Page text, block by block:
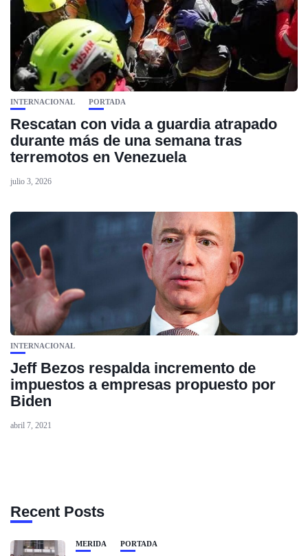
INTERNACIONAL PORTADA
Rescatan con vida a guardia atrapado
durante más de una semana tras
terremotos en Venezuela
julio 3, 2026
INTERNACIONAL
Jeff Bezos respalda incremento de
impuestos a empresas propuesto por
Biden
abril 7, 2021
Recent Posts
MÉRIDA PORTADA